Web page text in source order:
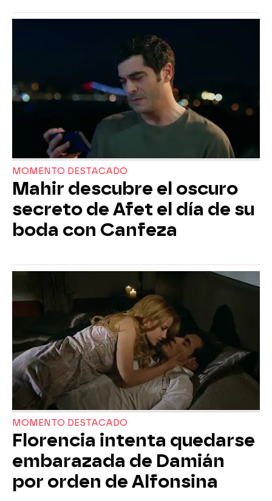
MOMENTO DESTACADO
Mahir descubre el oscuro
secreto de Afet el día de su
boda con Canfeza
MOMENTO DESTACADO
Florencia intenta quedarse
embarazada de Damián
por orden de Alfonsina